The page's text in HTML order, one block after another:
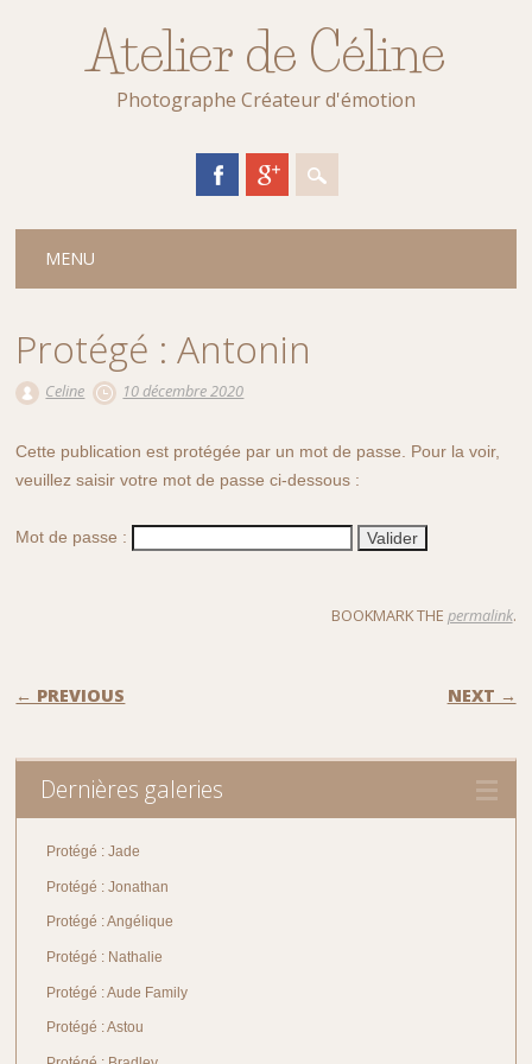
Atelier de Céline
Photographe Créateur d'émotion
Main menu
MENU
Protégé : Antonin
Celine 10 décembre 2020
Cette publication est protégée par un mot de passe. Pour la voir,
veuillez saisir votre mot de passe ci-dessous :
Mot de passe :
BOOKMARK THE permalink.
POST NAVIGATION
← PREVIOUS NEXT →
Dernières galeries
Protégé : Jade
Protégé : Jonathan
Protégé : Angélique
Protégé : Nathalie
Protégé : Aude Family
Protégé : Astou